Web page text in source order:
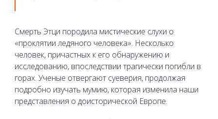
Смерть Этци породила мистические слухи о
«проклятии ледяного человека». Несколько
человек, причастных к его обнаружению и
исследованию, впоследствии трагически погибли в
горах. Ученые отвергают суеверия, продолжая
подробно изучать мумию, которая изменила наши
представления о доисторической Европе.